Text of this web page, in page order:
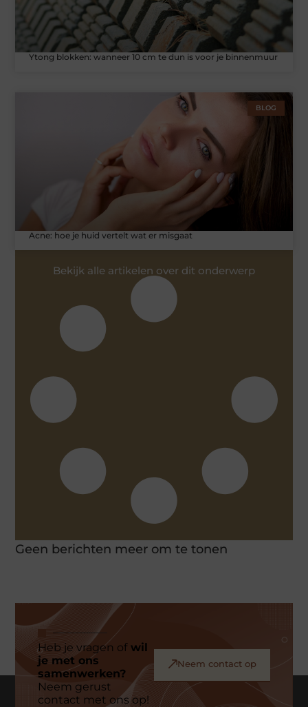
Ytong blokken: wanneer 10 cm te dun is voor je binnenmuur
BLOG
Acne: hoe je huid vertelt wat er misgaat
Bekijk alle artikelen over dit onderwerp
Geen berichten meer om te tonen
Heb je vragen ofwil
je met ons
samenwerken?
Neem gerust
contact met ons op!
Neem contact op